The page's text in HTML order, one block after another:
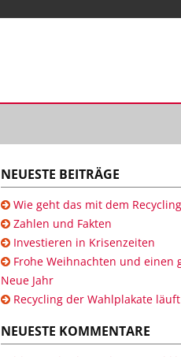
NEUESTE BEITRÄGE
Wie geht das mit dem
Zahlen und Fakten
Investieren in Krisenzeiten
Frohe Weihnachten und einen
Neue Jahr
Recycling der Wahlplakate läuft
NEUESTE KOMMENTARE